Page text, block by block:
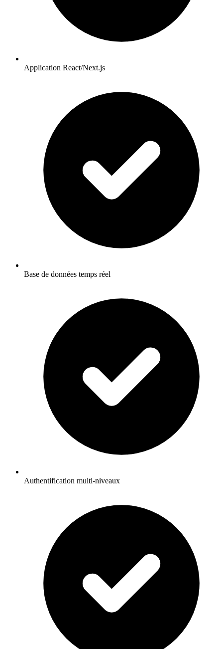
Application React/Next.js
Base de données temps réel
Authentification multi-niveaux